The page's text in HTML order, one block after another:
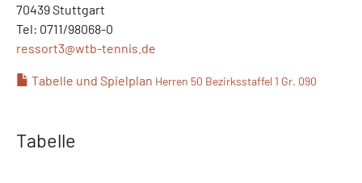
70439 Stuttgart
Tel: 0711/98068-0
ressort3@wtb-tennis.de
Tabelle und Spielplan Herren 50 Bezirksstaffel 1 Gr. 090
Tabelle